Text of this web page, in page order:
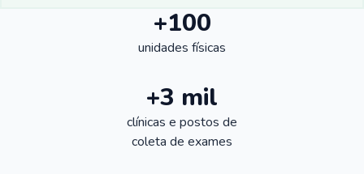
+100
unidades físicas
+3 mil
clínicas e postos de
coleta de exames